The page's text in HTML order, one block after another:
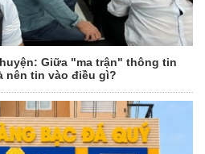
Giữa "ma trận" thông tin
nên tin vào điều gì?